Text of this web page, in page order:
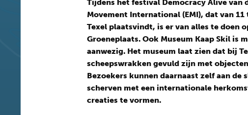
Tijdens het festival Democracy Alive van
Movement International (EMI), dat van
Texel plaatsvindt, is er van alles te doen
Groeneplaats. Ook Museum Kaap Skil is
aanwezig. Het museum laat zien dat bij
scheepswrakken gevuld zijn met
Bezoekers kunnen daarnaast zelf aan de
scherven met een internationale
creaties te vormen.